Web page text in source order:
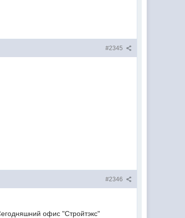
#2345
#2346
офис "Стройтэкс"